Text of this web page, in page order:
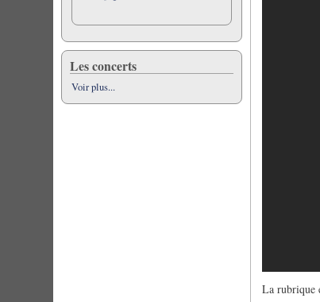
La rubrique
Les concerts
Voir plus...